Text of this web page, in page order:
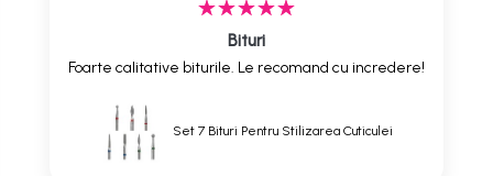
Bituri
Foarte calitative biturile. Le recomand cu incredere!
Set 7 Bituri Pentru Stilizarea Cuticulei